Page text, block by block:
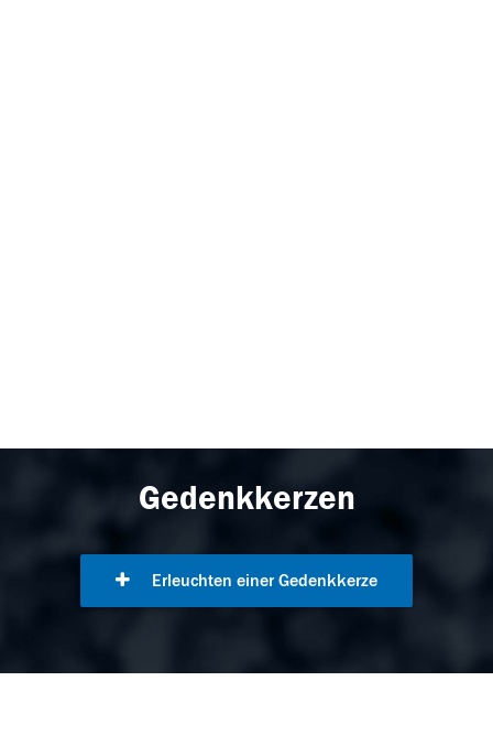
Gedenkkerzen
Erleuchten einer Gedenkkerze